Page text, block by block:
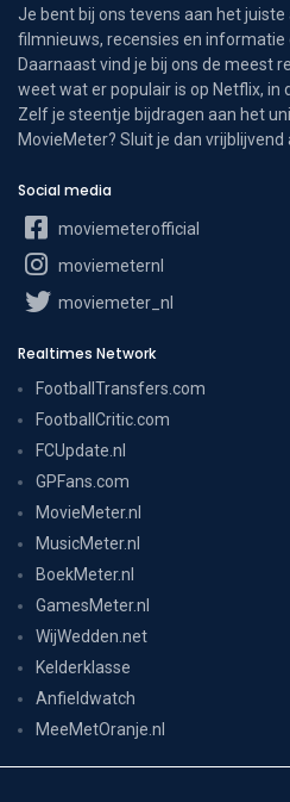
Je bent bij ons tevens aan het
filmnieuws, recensies en informatie
Daarnaast vind je bij ons de meest
weet wat er populair is op Netflix, in
Zelf je steentje bijdragen aan het
MovieMeter? Sluit je dan
Social media
moviemeterofficial
moviemeternl
moviemeter_nl
Realtimes Network
FootballTransfers.com
FootballCritic.com
FCUpdate.nl
GPFans.com
MovieMeter.nl
MusicMeter.nl
BoekMeter.nl
GamesMeter.nl
WijWedden.net
Kelderklasse
Anfieldwatch
MeeMetOranje.nl